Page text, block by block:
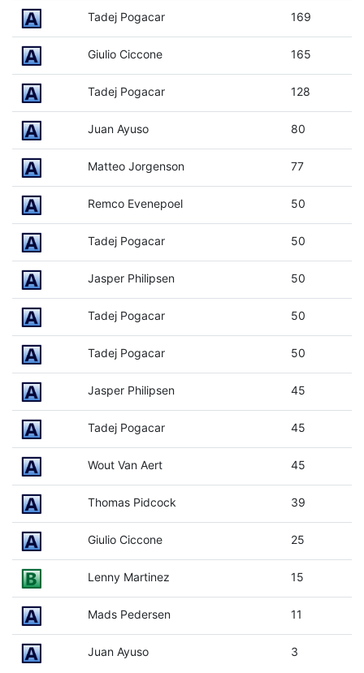
Tadej Pogacar 169
Giulio Ciccone 165
Tadej Pogacar 128
Juan Ayuso 80
Matteo Jorgenson 77
Remco Evenepoel 50
Tadej Pogacar 50
Jasper Philipsen 50
Tadej Pogacar 50
Tadej Pogacar 50
Jasper Philipsen 45
Tadej Pogacar 45
Wout Van Aert 45
Thomas Pidcock 39
Giulio Ciccone 25
Lenny Martinez 15
Mads Pedersen 11
Juan Ayuso 3